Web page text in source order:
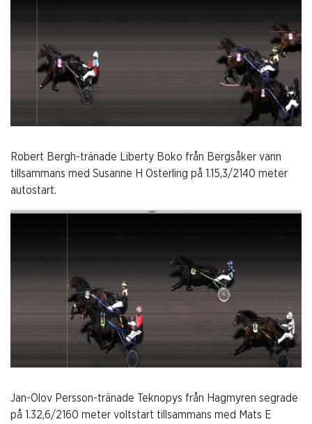
Robert Bergh-tränade Liberty Boko från Bergsåker vann
tillsammans med Susanne H Osterling på 1.15,3/2140 meter
autostart.
Jan-Olov Persson-tränade Teknopys från Hagmyren segrade
på 1.32,6/2160 meter voltstart tillsammans med Mats E